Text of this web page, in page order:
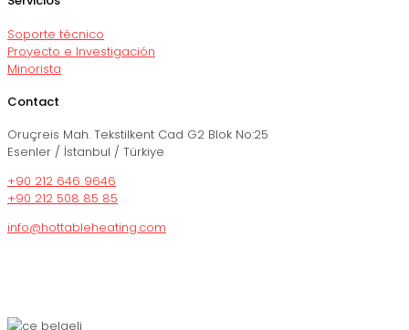
Soporte técnico
Proyecto e Investigación
Minorista
Contact
Oruçreis Mah. Tekstilkent Cad G2 Blok No:25
Esenler / İstanbul / Türkiye
+90 212 646 9646
+90 212 508 85 85
info@hottableheating.com